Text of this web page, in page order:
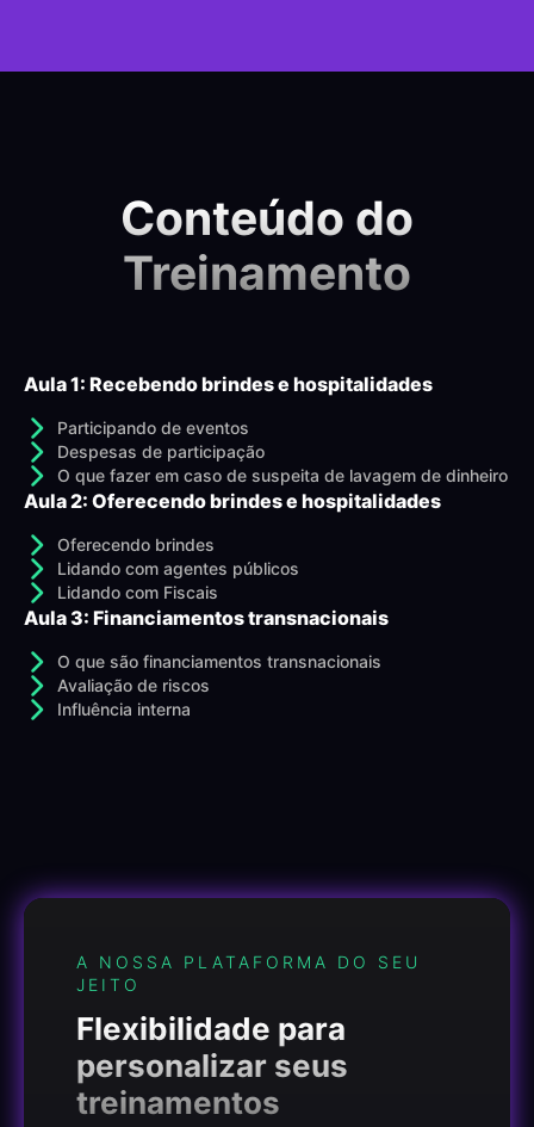
Conteúdo do
Treinamento
Aula 1: Recebendo brindes e hospitalidades
Participando de eventos
Despesas de participação
O que fazer em caso de suspeita de lavagem de dinheiro
Aula 2: Oferecendo brindes e hospitalidades
Oferecendo brindes
Lidando com agentes públicos
Lidando com Fiscais
Aula 3: Financiamentos transnacionais
O que são financiamentos transnacionais
Avaliação de riscos
Influência interna
A NOSSA PLATAFORMA DO SEU
JEITO
Flexibilidade para
personalizar seus
treinamentos